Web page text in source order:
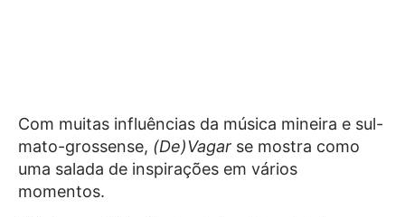
Com muitas influências da música mineira e sul-
mato-grossense, (De)Vagar se mostra como
uma salada de inspirações em vários
momentos.